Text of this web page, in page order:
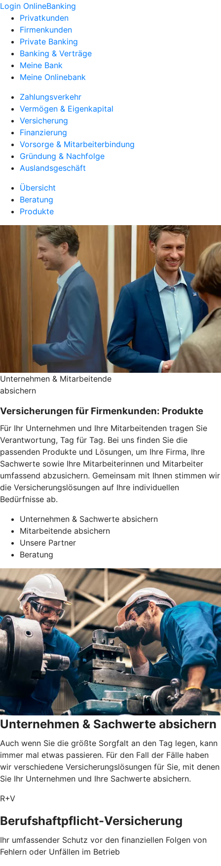
Login OnlineBanking
Privatkunden
Firmenkunden
Private Banking
Banking & Verträge
Meine Bank
Meine Onlinebank
Zahlungsverkehr
Vermögen & Eigenkapital
Versicherung
Finanzierung
Vorsorge & Mitarbeiterbindung
Gründung & Nachfolge
Auslandsgeschäft
Übersicht
Beratung
Produkte
Unternehmen & Mitarbeitende
absichern
Versicherungen für Firmenkunden: Produkte
Für Ihr Unternehmen und Ihre Mitarbeitenden tragen Sie
Verantwortung, Tag für Tag. Bei uns finden Sie die
passenden Produkte und Lösungen, um Ihre Firma, Ihre
Sachwerte sowie Ihre Mitarbeiterinnen und Mitarbeiter
umfassend abzusichern. Gemeinsam mit Ihnen stimmen wir
die Versicherungslösungen auf Ihre individuellen
Bedürfnisse ab.
Unternehmen & Sachwerte absichern
Mitarbeitende absichern
Unsere Partner
Beratung
Unternehmen & Sachwerte absichern
Auch wenn Sie die größte Sorgfalt an den Tag legen, kann
immer mal etwas passieren. Für den Fall der Fälle haben
wir verschiedene Versicherungslösungen für Sie, mit denen
Sie Ihr Unternehmen und Ihre Sachwerte absichern.
R+V
Berufshaftpflicht-Versicherung
Ihr umfassender Schutz vor den finanziellen Folgen von
Fehlern oder Unfällen im Betrieb